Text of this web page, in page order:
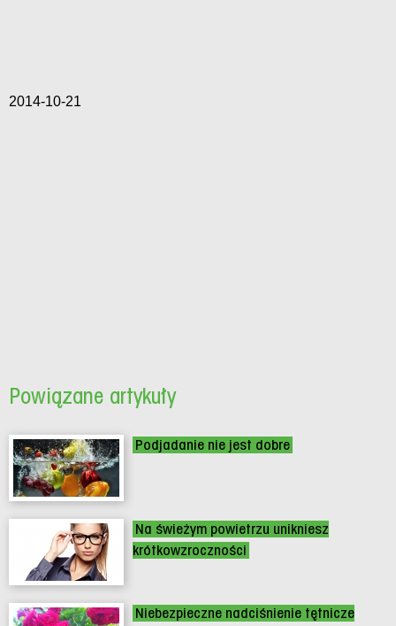
2014-10-21
Powiązane artykuły
Podjadanie nie jest dobre
Na świeżym powietrzu unikniesz
krótkowzroczności
Niebezpieczne nadciśnienie tętnicze